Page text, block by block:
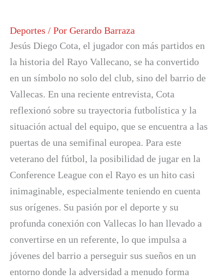
Deportes / Por Gerardo Barraza
Jesús Diego Cota, el jugador con más partidos en
la historia del Rayo Vallecano, se ha convertido
en un símbolo no solo del club, sino del barrio de
Vallecas. En una reciente entrevista, Cota
reflexionó sobre su trayectoria futbolística y la
situación actual del equipo, que se encuentra a las
puertas de una semifinal europea. Para este
veterano del fútbol, la posibilidad de jugar en la
Conference League con el Rayo es un hito casi
inimaginable, especialmente teniendo en cuenta
sus orígenes. Su pasión por el deporte y su
profunda conexión con Vallecas lo han llevado a
convertirse en un referente, lo que impulsa a
jóvenes del barrio a perseguir sus sueños en un
entorno donde la adversidad a menudo forma